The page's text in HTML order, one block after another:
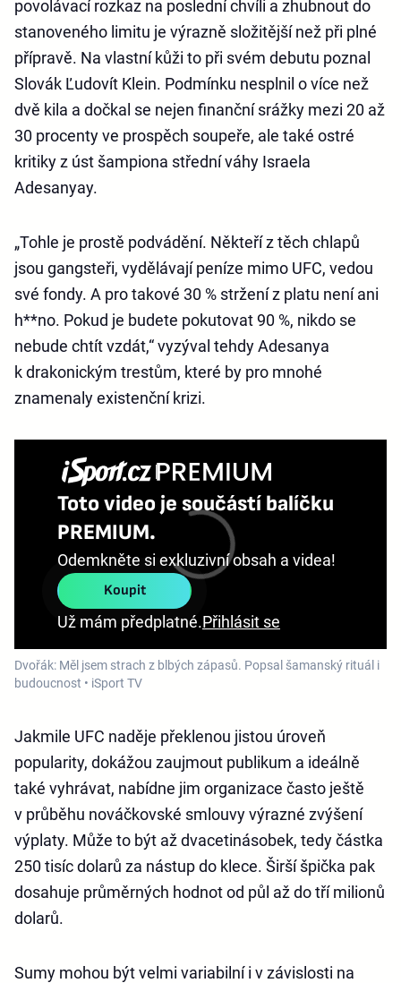
povolávací rozkaz na poslední chvíli a zhubnout do
stanoveného limitu je výrazně složitější než při plné
přípravě. Na vlastní kůži to při svém debutu poznal
Slovák Ľudovít Klein. Podmínku nesplnil o více než
dvě kila a dočkal se nejen finanční srážky mezi 20 až
30 procenty ve prospěch soupeře, ale také ostré
kritiky z úst šampiona střední váhy Israela
Adesanyay.
„Tohle je prostě podvádění. Někteří z těch chlapů
jsou gangsteři, vydělávají peníze mimo UFC, vedou
své fondy. A pro takové 30 % stržení z platu není ani
h**no. Pokud je budete pokutovat 90 %, nikdo se
nebude chtít vzdát,“ vyzýval tehdy Adesanya
k drakonickým trestům, které by pro mnohé
znamenaly existenční krizi.
Toto video je součástí balíčku
PREMIUM.
Odemkněte si exkluzivní obsah a videa!
Koupit
Už mám předplatné.Přihlásit se
Dvořák: Měl jsem strach z blbých zápasů. Popsal šamanský rituál i
budoucnost • iSport TV
Jakmile UFC naděje překlenou jistou úroveň
popularity, dokážou zaujmout publikum a ideálně
také vyhrávat, nabídne jim organizace často ještě
v průběhu nováčkovské smlouvy výrazné zvýšení
výplaty. Může to být až dvacetinásobek, tedy částka
250 tisíc dolarů za nástup do klece. Širší špička pak
dosahuje průměrných hodnot od půl až do tří milionů
dolarů.
Sumy mohou být velmi variabilní i v závislosti na